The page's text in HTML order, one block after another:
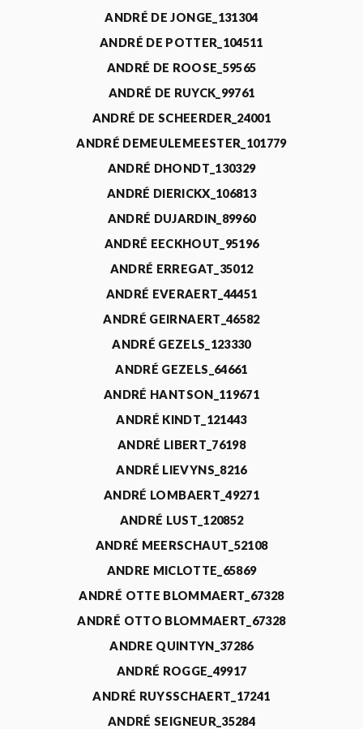
ANDRÉ DE JONGE_131304
ANDRÉ DE POTTER_104511
ANDRÉ DE ROOSE_59565
ANDRÉ DE RUYCK_99761
ANDRÉ DE SCHEERDER_24001
ANDRÉ DEMEULEMEESTER_101779
ANDRÉ DHONDT_130329
ANDRÉ DIERICKX_106813
ANDRÉ DUJARDIN_89960
ANDRÉ EECKHOUT_95196
ANDRÉ ERREGAT_35012
ANDRÉ EVERAERT_44451
ANDRÉ GEIRNAERT_46582
ANDRÉ GEZELS_123330
ANDRÉ GEZELS_64661
ANDRÉ HANTSON_119671
ANDRÉ KINDT_121443
ANDRÉ LIBERT_76198
ANDRÉ LIEVYNS_8216
ANDRÉ LOMBAERT_49271
ANDRÉ LUST_120852
ANDRÉ MEERSCHAUT_52108
ANDRE MICLOTTE_65869
ANDRÉ OTTE BLOMMAERT_67328
ANDRÉ OTTO BLOMMAERT_67328
ANDRE QUINTYN_37286
ANDRÉ ROGGE_49917
ANDRÉ RUYSSCHAERT_17241
ANDRÉ SEIGNEUR_35284